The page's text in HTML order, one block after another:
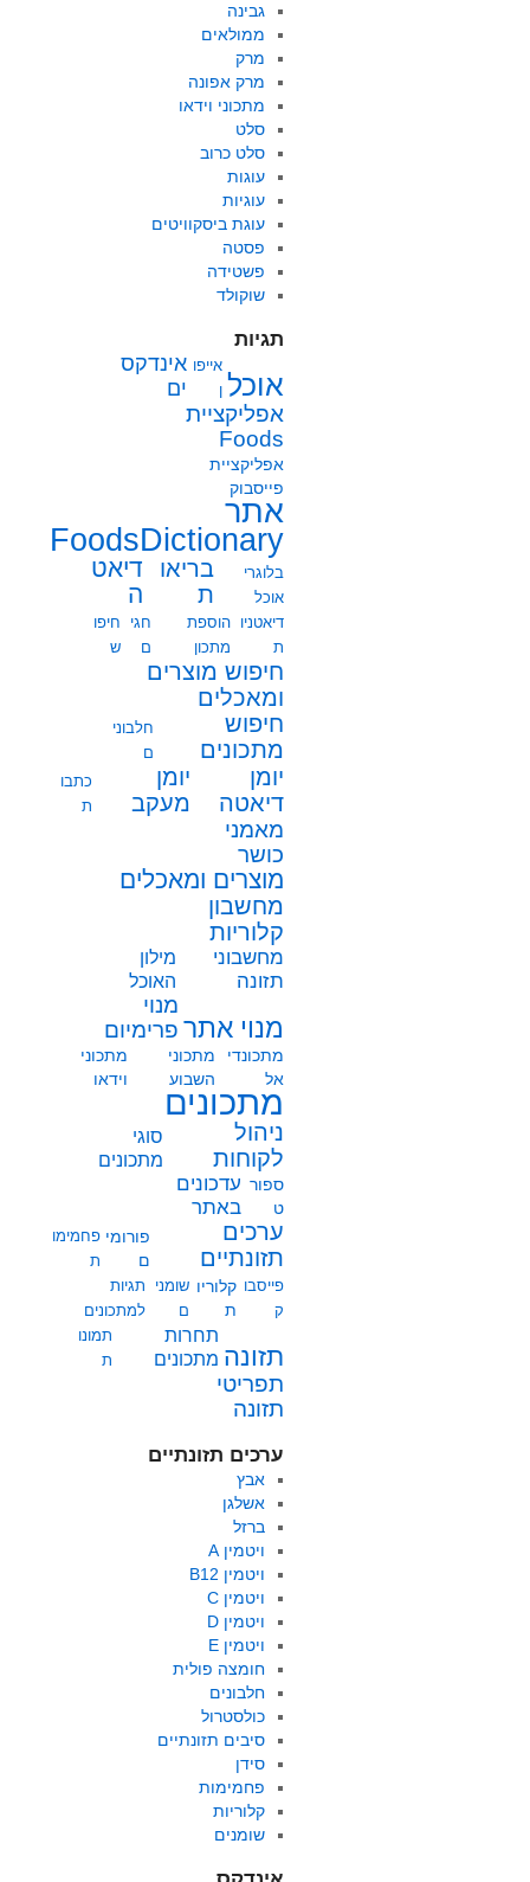
גבינה
ממולאים
מרק
מרק אפונה
מתכוני וידאו
סלט
סלט כרוב
עוגות
עוגיות
עוגת ביסקוויטים
פסטה
פשטידה
שוקולד
תגיות
אוכל
אייפו
ן
אינדקס
ים
אפליקציית
Foods
אפליקציית
פייסבוק
אתר
FoodsDictionary
בלוגרי
אוכל
בריאו
ת
דיאט
ה
דיאטניו
ת
הוספת
מתכון
חגי
ם
חיפו
ש
חיפוש מוצרים
ומאכלים
חיפוש
מתכונים
חלבוני
ם
יומן
דיאטה
יומן
מעקב
כתבו
ת
מאמני
כושר
מוצרים ומאכלים
מחשבון
קלוריות
מחשבוני
תזונה
מילון
האוכל
מנוי אתר
מנוי
פרימיום
מתכונדי
אל
מתכוני
השבוע
מתכוני
וידאו
מתכונים
ניהול
לקוחות
סוגי
מתכונים
ספור
ט
עדכונים
באתר
ערכים
תזונתיים
פורומי
ם
פחמימו
ת
פייסבו
ק
קלוריו
ת
שומני
ם
תגיות
למתכונים
תזונה
תחרות
מתכונים
תמונו
ת
תפריטי
תזונה
ערכים תזונתיים
אבץ
אשלגן
ברזל
ויטמין A
ויטמין B12
ויטמין C
ויטמין D
ויטמין E
חומצה פולית
חלבונים
כולסטרול
סיבים תזונתיים
סידן
פחמימות
קלוריות
שומנים